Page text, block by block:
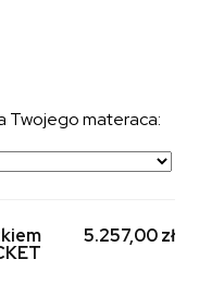
Twojego materaca:
5.257,00 zł